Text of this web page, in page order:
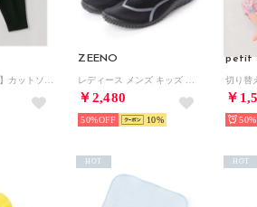
ZEENO
￥2,480
50% 10
petit
￥
50%
HOT HOT